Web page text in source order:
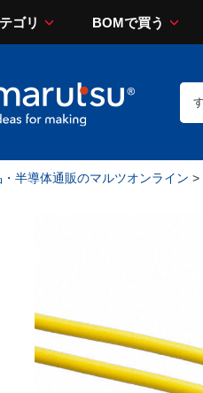
ゴリ BOMで買う
半導体通販のマルツオンライン >